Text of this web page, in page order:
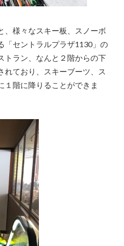
、様々なスキー板、スノーボ
「セントラルプラザ1130」の
トラン、なんと２階からの下
れており、スキーブーツ、ス
１階に降りることができま